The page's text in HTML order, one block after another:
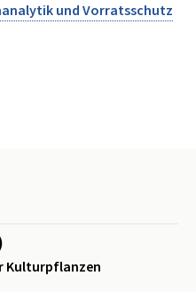
und Vorratsschutz
Kulturpflanzen